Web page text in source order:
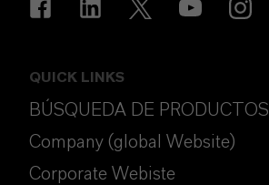
QUICK LINKS
BÚSQUEDA DE PRODUCTOS
Company (global Website)
Corporate Webiste